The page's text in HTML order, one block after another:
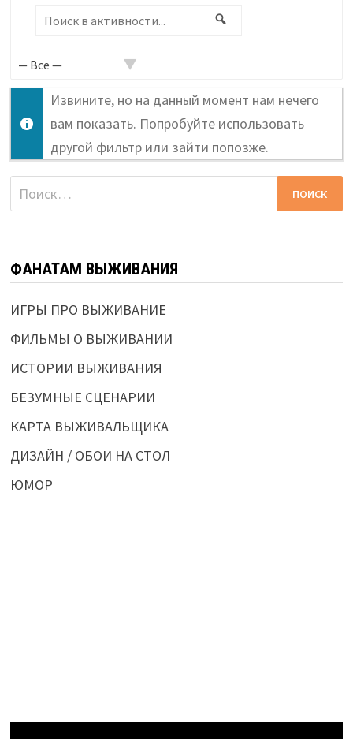
Поиск
активности...
Извините, но на данный момент нам нечего
вам показать. Попробуйте использовать
другой фильтр или зайти попозже.
Найти:
ФАНАТАМ ВЫЖИВАНИЯ
ИГРЫ ПРО ВЫЖИВАНИЕ
ФИЛЬМЫ О ВЫЖИВАНИИ
ИСТОРИИ ВЫЖИВАНИЯ
БЕЗУМНЫЕ СЦЕНАРИИ
КАРТА ВЫЖИВАЛЬЩИКА
ДИЗАЙН / ОБОИ НА СТОЛ
ЮМОР